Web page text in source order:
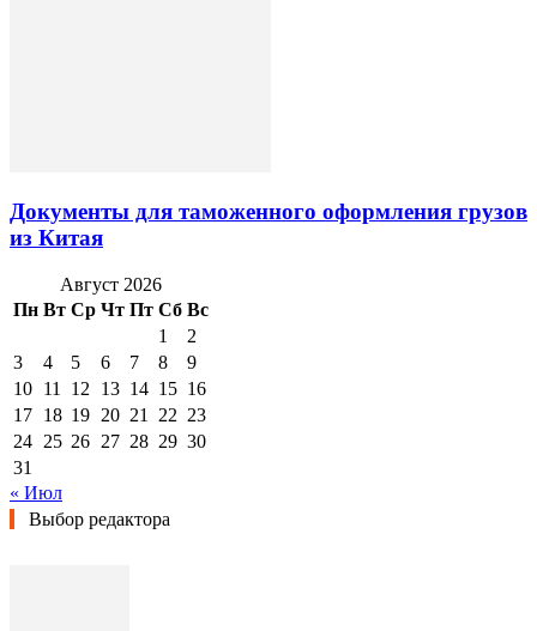
Документы для таможенного оформления грузов
из Китая
Август 2026
Пн Вт Ср Чт Пт Сб Вс
1
2
3
4 5 6 7 8
9
10 11 12 13 14 15 16
17 18 19 20 21 22 23
24 25 26 27 28 29 30
31
« Июл
Выбор редактора